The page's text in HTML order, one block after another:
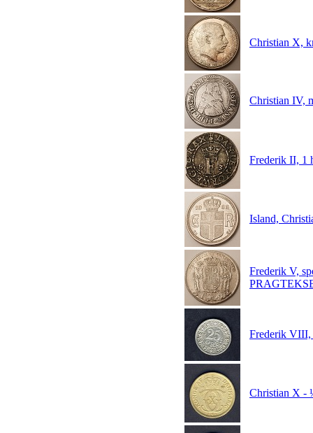
Christian X,
Christian IV,
Frederik II, 1
Island,
Frederik V,
Frederik VIII,
Christian X -